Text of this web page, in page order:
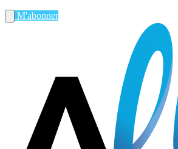
M'abonner